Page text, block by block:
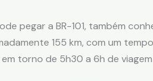
pegar a BR-101, também
155 km, com um
torno de 5h30 a 6h de